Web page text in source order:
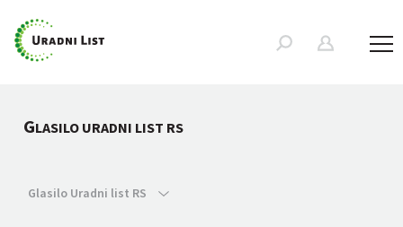
GLASILO URADNI LIST RS
Glasilo Uradni list RS